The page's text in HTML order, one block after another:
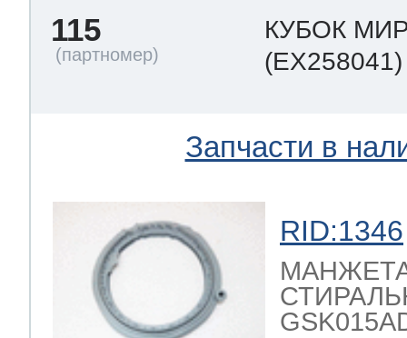
115
КУБОК
(EX258041)
Запчасти в
RID:1346